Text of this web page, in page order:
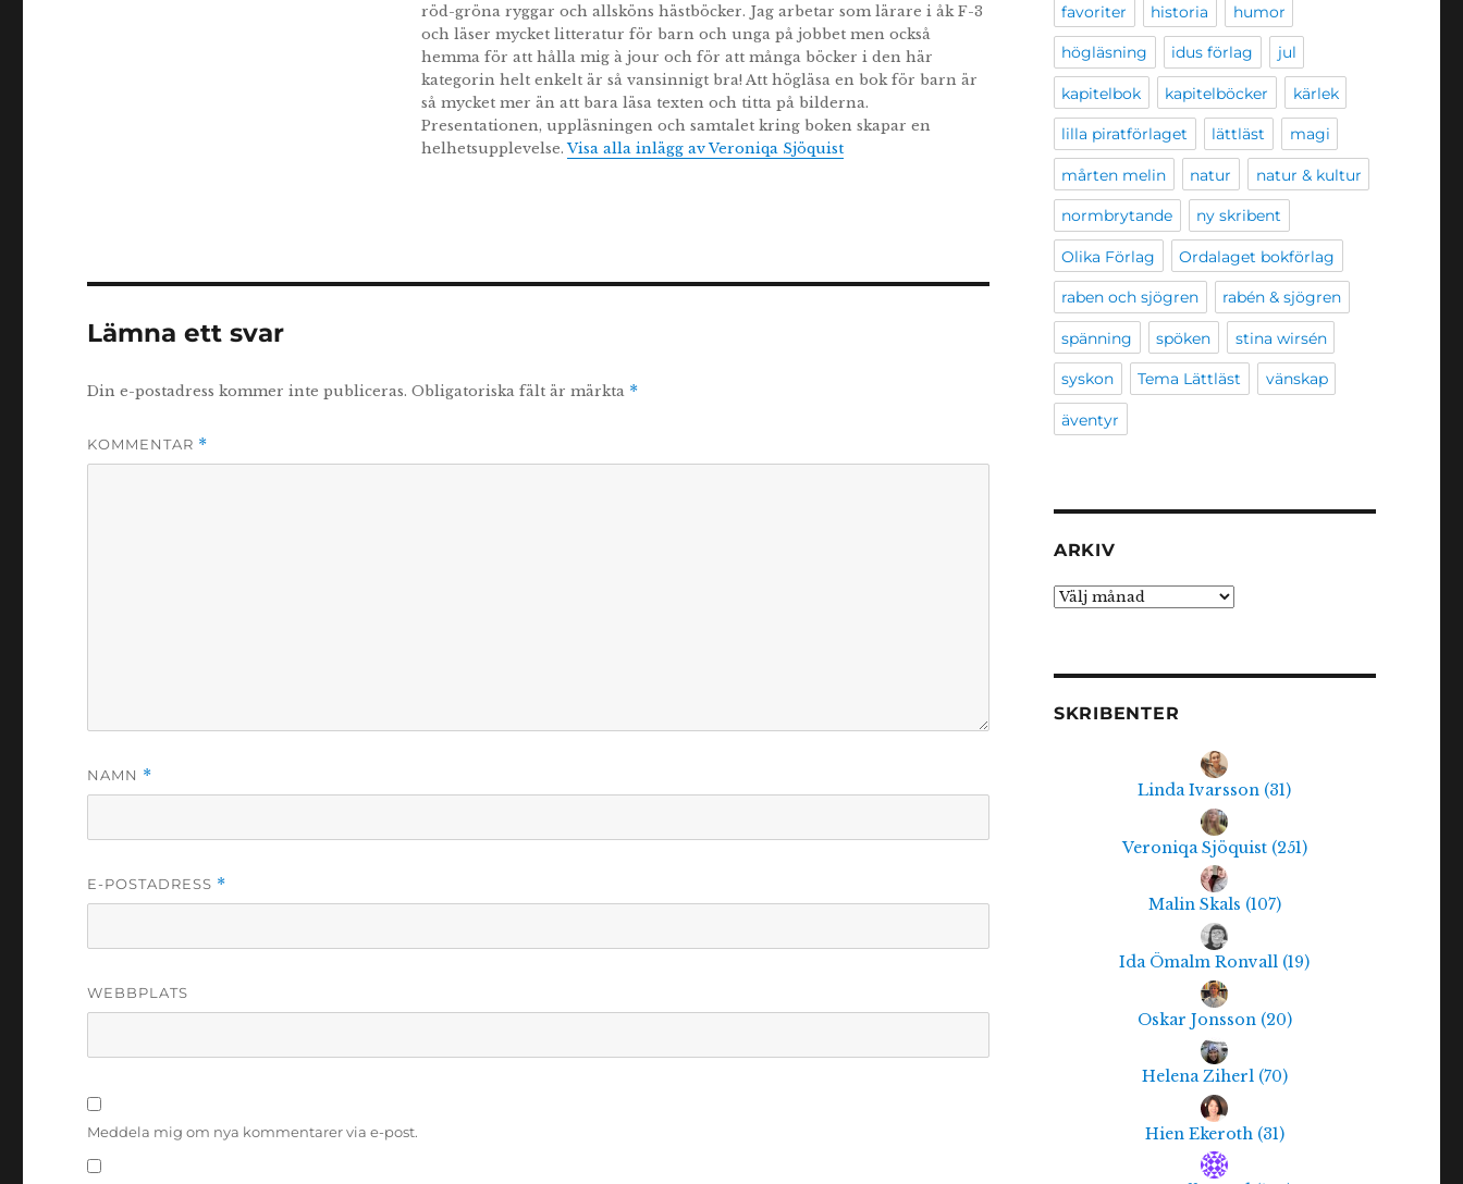
röd-gröna ryggar och allsköns hästböcker. Jag arbetar som lärare i åk F-3
och läser mycket litteratur för barn och unga på jobbet men också
hemma för att hålla mig à jour och för att många böcker i den här
kategorin helt enkelt är så vansinnigt bra! Att högläsa en bok för barn är
så mycket mer än att bara läsa texten och titta på bilderna.
Presentationen, uppläsningen och samtalet kring boken skapar en
helhetsupplevelse.Visa alla inlägg av Veroniqa Sjöquist
Lämna ett svar
Din e-postadress kommer inte publiceras. Obligatoriska fält är märkta *
KOMMENTAR *
NAMN *
E-POSTADRESS *
WEBBPLATS
Meddela mig om nya kommentarer via e-post.
favoriter historia humor
högläsning idus förlag jul
kapitelbok kapitelböcker kärlek
lilla piratförlaget lättläst magi
mårten melin natur natur & kultur
normbrytande ny skribent
Olika Förlag Ordalaget bokförlag
raben och sjögren rabén & sjögren
spänning spöken stina wirsén
syskon Tema Lättläst vänskap
äventyr
ARKIV
Arkiv
SKRIBENTER
Linda Ivarsson (31)
Veroniqa Sjöquist (251)
Malin Skals (107)
Ida Ömalm Ronvall (19)
Oskar Jonsson (20)
Helena Ziherl (70)
Hien Ekeroth (31)